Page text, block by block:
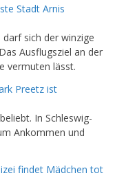
Stadt Arnis
sich der winzige
Ausflugsziel an der
vermuten lässt.
Preetz ist
In Schleswig-
Ankommen und
findet Mädchen tot